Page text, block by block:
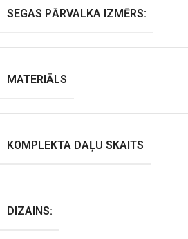
SEGAS PĀRVALKA IZMĒRS:
MATERIĀLS
KOMPLEKTA DAĻU SKAITS
DIZAINS: